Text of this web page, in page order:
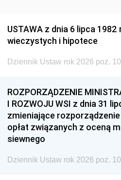
USTAWA z dnia 6 lipca 1982
wieczystych i hipotece
Dziennik Ustaw rok 2026 poz.
ROZPORZĄDZENIE
I ROZWOJU WSI z dnia 31
zmieniające
opłat związanych z oceną
siewnego
Dziennik Ustaw rok 2026 poz.